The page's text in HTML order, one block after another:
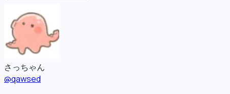
さっちゃん
@qawsed